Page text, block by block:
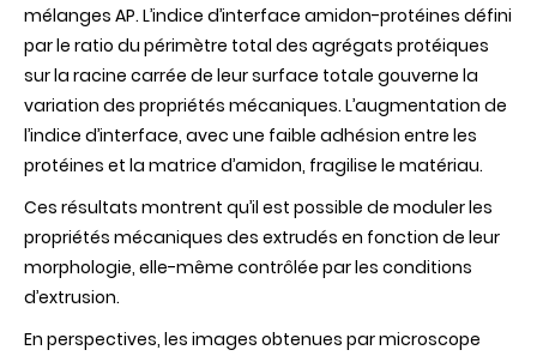
mélanges AP. L’indice d’interface amidon-protéines défini
par le ratio du périmètre total des agrégats protéiques
sur la racine carrée de leur surface totale gouverne la
variation des propriétés mécaniques. L’augmentation de
l’indice d’interface, avec une faible adhésion entre les
protéines et la matrice d’amidon, fragilise le matériau.
Ces résultats montrent qu’il est possible de moduler les
propriétés mécaniques des extrudés en fonction de leur
morphologie, elle-même contrôlée par les conditions
d’extrusion.
En perspectives, les images obtenues par microscope